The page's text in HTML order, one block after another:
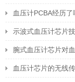
血压计PCBA经历
示波式血压计芯片
腕式血压计芯片对
血压计芯片的无线